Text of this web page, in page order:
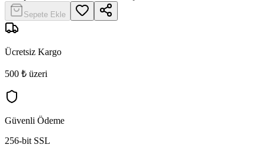
Sepete Ekle
Ücretsiz Kargo
500 ₺ üzeri
Güvenli Ödeme
256-bit SSL